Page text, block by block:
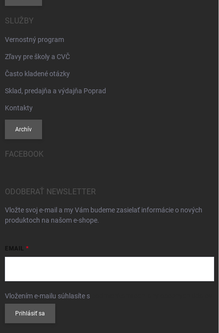
SLUŽBY
Vernostný program
Zľavy pre školy a CVČ
Často kladené otázky
Sklad, predajňa a výdajňa Poprad
Kontakty
Archív
FACEBOOK
ODOBERAŤ NEWSLETTER
Vložte svoj e-mail a my Vám budeme zasielať informácie o nových
produktoch na našom e-shope.
EMAIL
Vložením e-mailu súhlasíte s
Prihlásiť sa